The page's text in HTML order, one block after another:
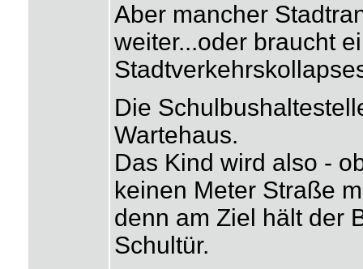
Aber mancher
weiter...oder braucht
Die
Wartehaus.
Das Kind wird also -
keinen Meter Straße
denn am Ziel hält der
Schultür.